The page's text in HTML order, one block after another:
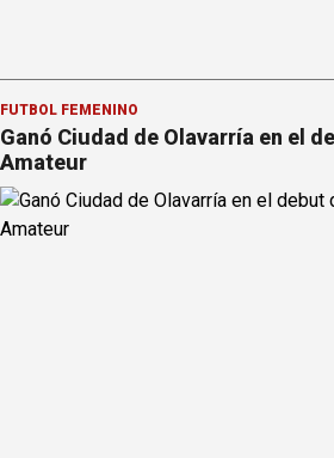
FÚTBOL FEMENINO
Ganó Ciudad de Olavarría en el
Amateur